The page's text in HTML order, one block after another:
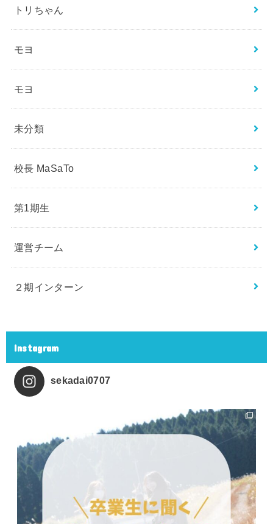
トリちゃん
モヨ
モヨ
未分類
校長 MaSaTo
第1期生
運営チーム
２期インターン
Instagram
sekadai0707